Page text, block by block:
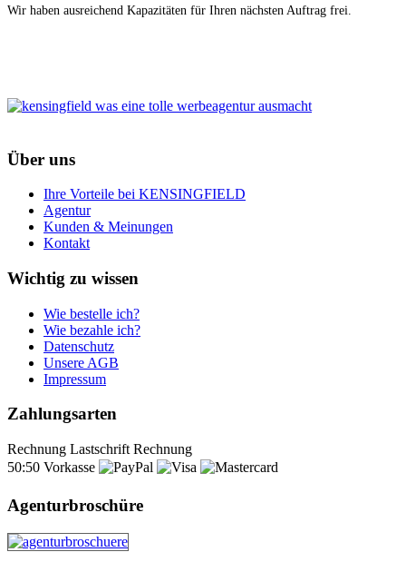
Wir haben ausreichend Kapazitäten für Ihren nächsten Auftrag frei.
Über uns
Ihre Vorteile bei KENSINGFIELD
Agentur
Kunden & Meinungen
Kontakt
Wichtig zu wissen
Wie bestelle ich?
Wie bezahle ich?
Datenschutz
Unsere AGB
Impressum
Zahlungsarten
Rechnung Lastschrift Rechnung
50:50 Vorkasse
Agenturbroschüre